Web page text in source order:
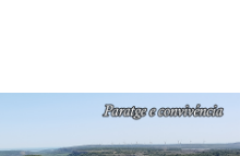
Paratge e Convivència